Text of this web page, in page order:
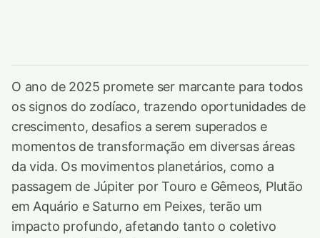
O ano de 2025 promete ser marcante para todos
os signos do zodíaco, trazendo oportunidades de
crescimento, desafios a serem superados e
momentos de transformação em diversas áreas
da vida. Os movimentos planetários, como a
passagem de Júpiter por Touro e Gêmeos, Plutão
em Aquário e Saturno em Peixes, terão um
impacto profundo, afetando tanto o coletivo